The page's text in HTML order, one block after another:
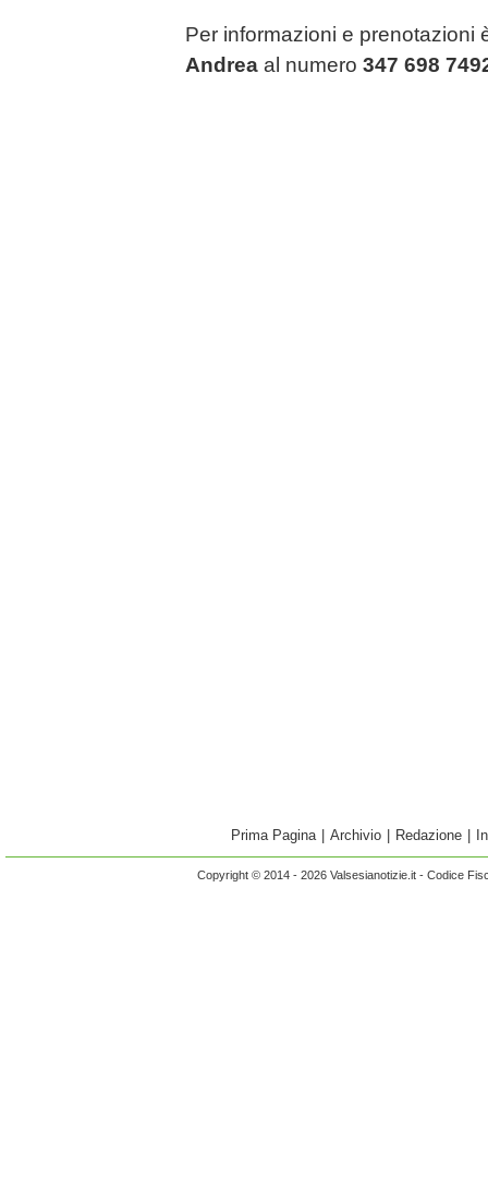
Per informazioni e prenotazioni
Andrea al numero 347 698
Prima Pagina Archivio Redazione
Copyright © 2014 - 2026 Valsesianotizie.it - Codice